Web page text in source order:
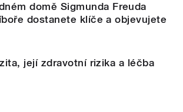
domě Sigmunda Freuda
dostanete klíče a objevujete
její zdravotní rizika a léčba